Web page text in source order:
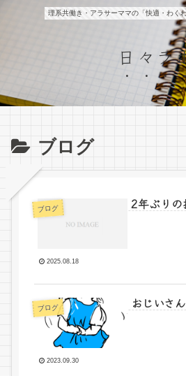
理系共働き・アラサーママの「快適・わく
日々ラ
ブログ
ブログ 2年ぶりの
2025.08.18
ブログ おじいさ
2023.09.30